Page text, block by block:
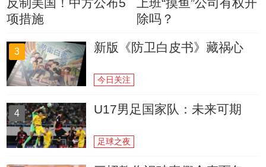
项措施
除吗？
3 新版《防卫白皮书》藏祸心
今日关注
4 U17男足国家队：未来可期
足球之夜